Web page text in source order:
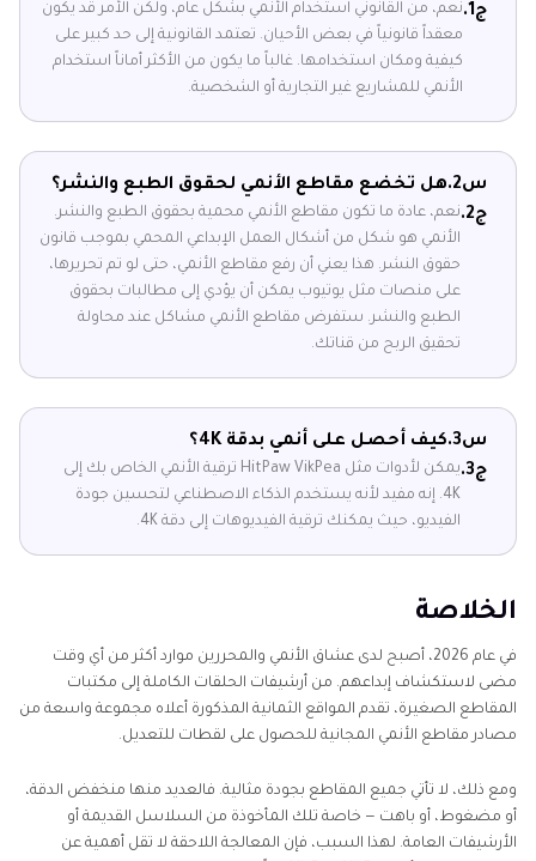
ج1.
نعم، من القانوني استخدام الأنمي بشكل عام، ولكن الأمر قد يكون
معقداً قانونياً في بعض الأحيان. تعتمد القانونية إلى حد كبير على
كيفية ومكان استخدامها. غالباً ما يكون من الأكثر أماناً استخدام
الأنمي للمشاريع غير التجارية أو الشخصية.
س2.
هل تخضع مقاطع الأنمي لحقوق الطبع والنشر؟
ج2.
نعم، عادة ما تكون مقاطع الأنمي محمية بحقوق الطبع والنشر.
الأنمي هو شكل من أشكال العمل الإبداعي المحمي بموجب قانون
حقوق النشر. هذا يعني أن رفع مقاطع الأنمي، حتى لو تم تحريرها،
على منصات مثل يوتيوب يمكن أن يؤدي إلى مطالبات بحقوق
الطبع والنشر. ستفرض مقاطع الأنمي مشاكل عند محاولة
تحقيق الربح من قناتك.
س3.
كيف أحصل على أنمي بدقة 4K؟
ج3.
يمكن لأدوات مثل HitPaw VikPea ترقية الأنمي الخاص بك إلى
4K. إنه مفيد لأنه يستخدم الذكاء الاصطناعي لتحسين جودة
الفيديو، حيث يمكنك ترقية الفيديوهات إلى دقة 4K.
الخلاصة
في عام 2026، أصبح لدى عشاق الأنمي والمحررين موارد أكثر من أي وقت
مضى لاستكشاف إبداعهم. من أرشيفات الحلقات الكاملة إلى مكتبات
المقاطع الصغيرة، تقدم المواقع الثمانية المذكورة أعلاه مجموعة واسعة من
مصادر مقاطع الأنمي المجانية للحصول على لقطات للتعديل.
ومع ذلك، لا تأتي جميع المقاطع بجودة مثالية. فالعديد منها منخفض الدقة،
أو مضغوط، أو باهت — خاصة تلك المأخوذة من السلاسل القديمة أو
الأرشيفات العامة. لهذا السبب، فإن المعالجة اللاحقة لا تقل أهمية عن